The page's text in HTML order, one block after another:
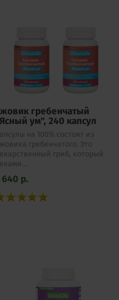
гребенчатый
ум", 240 капсул
на 100% состоят из
гребенчатого. Это
гриб, который
640 р.